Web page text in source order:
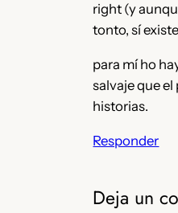
right (y
tonto, sí
para mí ho
salvaje que el
historias.
Responder
Deja un